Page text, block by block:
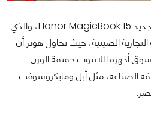
والآن تُطلق هونر جهاز لابتوب جديد Honor MagicBook 15، والذي
الصينية، حيث تحاول هونر أن
أجهزة اللابتوب خفيفة الوزن
الصناعة، مثل أبل ومايكروسوفت